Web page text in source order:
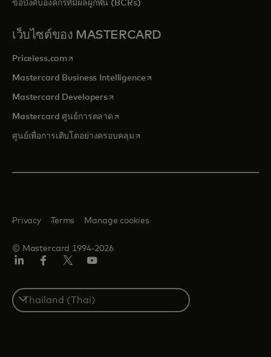
ข้อบังคับองค์กรที่มีผลผูกพัน (BCRs)
เว็บไซต์ของ MASTERCARD
Priceless.com opens in a new tab
Mastercard Business Intelligenceopens in a new tab
Mastercard Developersopens in a new tab
Mastercard ศูนย์การตลาด opens in a new tab
ศูนย์เพื่อการเติบโตอย่างครอบคลุมopens in a new tab
© Mastercard 1994-2026
Privacy Terms Manage cookies
Select
a
country
เตอร์/
เอ็กซ์